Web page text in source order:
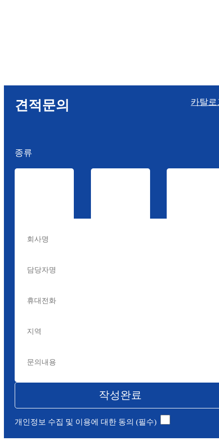
견적문의 카탈로
종류
작성완료
개인정보 수집 및 이용에 대한 동의 (필수)